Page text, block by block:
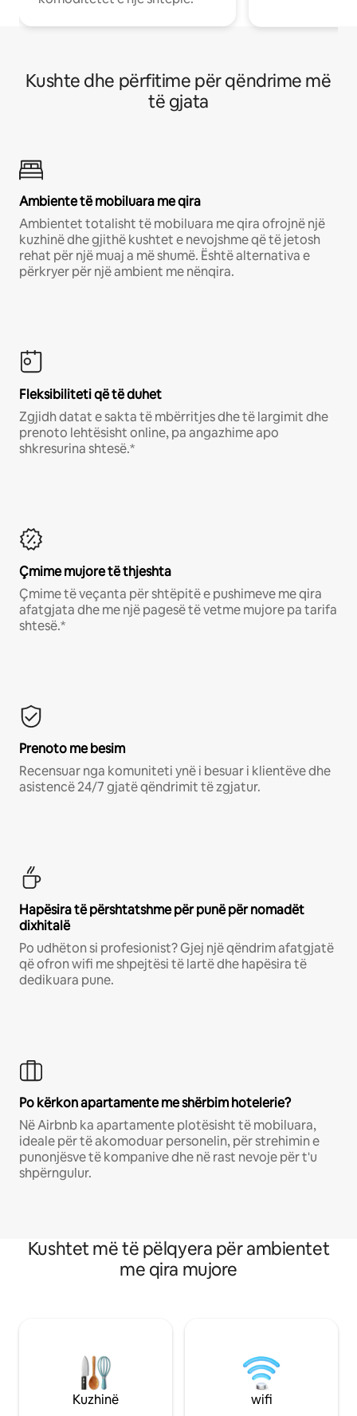
Kushte dhe përfitime për qëndrime më
të gjata
Ambiente të mobiluara me qira
Ambientet totalisht të mobiluara me qira ofrojnë një
kuzhinë dhe gjithë kushtet e nevojshme që të jetosh
rehat për një muaj a më shumë. Është alternativa e
përkryer për një ambient me nënqira.
Fleksibiliteti që të duhet
Zgjidh datat e sakta të mbërritjes dhe të largimit dhe
prenoto lehtësisht online, pa angazhime apo
shkresurina shtesë.*
Çmime mujore të thjeshta
Çmime të veçanta për shtëpitë e pushimeve me qira
afatgjata dhe me një pagesë të vetme mujore pa tarifa
shtesë.*
Prenoto me besim
Recensuar nga komuniteti ynë i besuar i klientëve dhe
asistencë 24/7 gjatë qëndrimit të zgjatur.
Hapësira të përshtatshme për punë për nomadët
dixhitalë
Po udhëton si profesionist? Gjej një qëndrim afatgjatë
që ofron wifi me shpejtësi të lartë dhe hapësira të
dedikuara pune.
Po kërkon apartamente me shërbim hotelerie?
Në Airbnb ka apartamente plotësisht të mobiluara,
ideale për të akomoduar personelin, për strehimin e
punonjësve të kompanive dhe në rast nevoje për t'u
shpërngulur.
Kushtet më të pëlqyera për ambientet
me qira mujore
Kuzhinë wifi